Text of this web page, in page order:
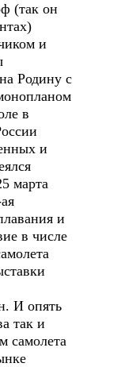
(так он
и
Родину с
в
и
марта
и
в числе
И опять
так и
самолета